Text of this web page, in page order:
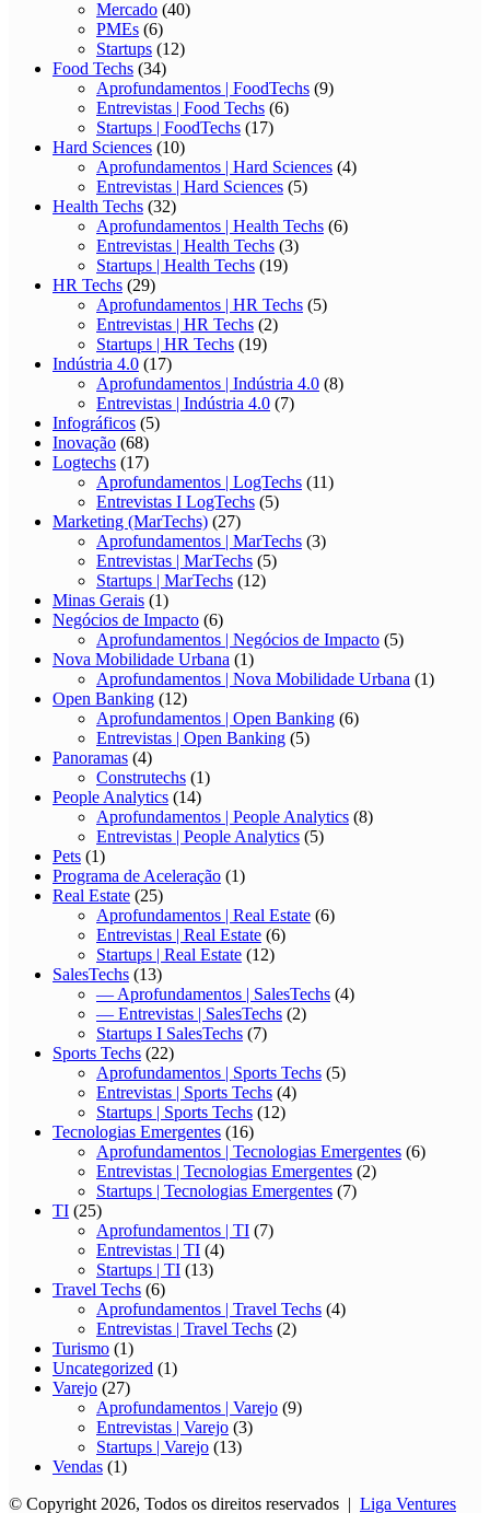
Mercado (40)
PMEs (6)
Startups (12)
Food Techs (34)
Aprofundamentos | FoodTechs (9)
Entrevistas | Food Techs (6)
Startups | FoodTechs (17)
Hard Sciences (10)
Aprofundamentos | Hard Sciences (4)
Entrevistas | Hard Sciences (5)
Health Techs (32)
Aprofundamentos | Health Techs (6)
Entrevistas | Health Techs (3)
Startups | Health Techs (19)
HR Techs (29)
Aprofundamentos | HR Techs (5)
Entrevistas | HR Techs (2)
Startups | HR Techs (19)
Indústria 4.0 (17)
Aprofundamentos | Indústria 4.0 (8)
Entrevistas | Indústria 4.0 (7)
Infográficos (5)
Inovação (68)
Logtechs (17)
Aprofundamentos | LogTechs (11)
Entrevistas I LogTechs (5)
Marketing (MarTechs) (27)
Aprofundamentos | MarTechs (3)
Entrevistas | MarTechs (5)
Startups | MarTechs (12)
Minas Gerais (1)
Negócios de Impacto (6)
Aprofundamentos | Negócios de Impacto (5)
Nova Mobilidade Urbana (1)
Aprofundamentos | Nova Mobilidade Urbana (1)
Open Banking (12)
Aprofundamentos | Open Banking (6)
Entrevistas | Open Banking (5)
Panoramas (4)
Construtechs (1)
People Analytics (14)
Aprofundamentos | People Analytics (8)
Entrevistas | People Analytics (5)
Pets (1)
Programa de Aceleração (1)
Real Estate (25)
Aprofundamentos | Real Estate (6)
Entrevistas | Real Estate (6)
Startups | Real Estate (12)
SalesTechs (13)
— Aprofundamentos | SalesTechs (4)
— Entrevistas | SalesTechs (2)
Startups I SalesTechs (7)
Sports Techs (22)
Aprofundamentos | Sports Techs (5)
Entrevistas | Sports Techs (4)
Startups | Sports Techs (12)
Tecnologias Emergentes (16)
Aprofundamentos | Tecnologias Emergentes (6)
Entrevistas | Tecnologias Emergentes (2)
Startups | Tecnologias Emergentes (7)
TI (25)
Aprofundamentos | TI (7)
Entrevistas | TI (4)
Startups | TI (13)
Travel Techs (6)
Aprofundamentos | Travel Techs (4)
Entrevistas | Travel Techs (2)
Turismo (1)
Uncategorized (1)
Varejo (27)
Aprofundamentos | Varejo (9)
Entrevistas | Varejo (3)
Startups | Varejo (13)
Vendas (1)
© Copyright 2026, Todos os direitos reservados | Liga Ventures